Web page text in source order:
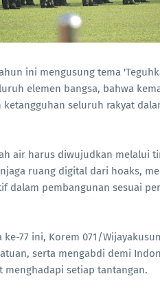
ini mengusung tema
elemen bangsa, bahwa
seluruh rakyat
air harus diwujudkan melalui
ruang digital dari hoaks,
dalam pembangunan sesuai
ke-77 ini, Korem 071/
serta mengabdi demi
menghadapi setiap tantangan.